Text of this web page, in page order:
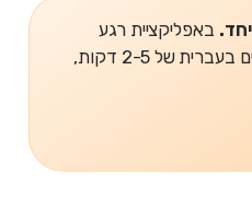
באפליקציית רגע
מחכים לך תרגולים מודרכים בעברית של 2-5 דקות,